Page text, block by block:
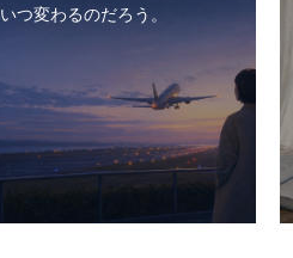
いつ変わるのだろう。